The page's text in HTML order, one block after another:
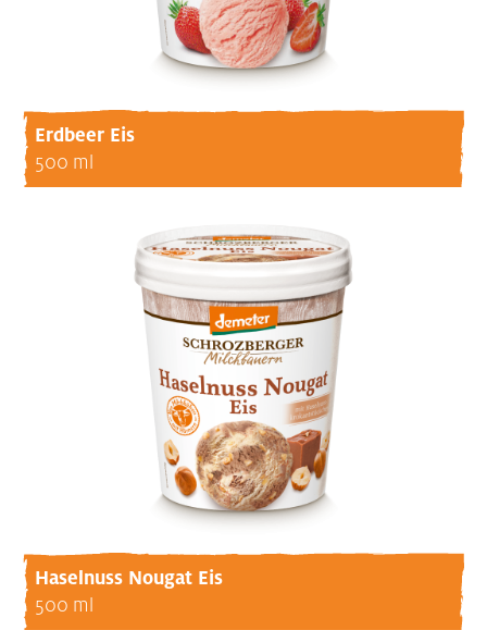
Erdbeer Eis
500 ml
Haselnuss Nougat Eis
500 ml